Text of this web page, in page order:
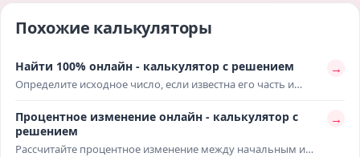
Похожие калькуляторы
Найти 100% онлайн - калькулятор с решением
Определите исходное число, если известна его часть и
заданной доле, подставит числа в формулу и поможет
проверить скидки, суммы, оценки или учебные задачи.
→
Процентное изменение онлайн - калькулятор с
решением
Рассчитайте процентное изменение между начальным и
→